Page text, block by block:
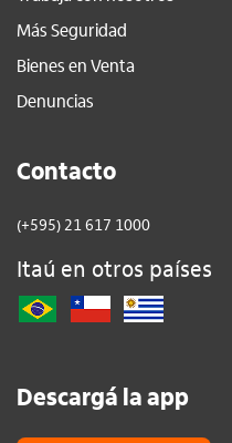
Más Seguridad
Bienes en Venta
Denuncias
Contacto
(+595) 21 617 1000
Itaú en otros países
Descargá la app